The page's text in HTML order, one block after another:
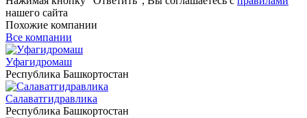
нашего сайта
Похожие компании
Все компании
Уфагидромаш
Республика Башкортостан
Салаватгидравлика
Республика Башкортостан